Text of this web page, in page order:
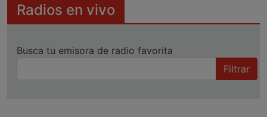
Radios en vivo
Busca tu emisora de radio favorita
Filtrar